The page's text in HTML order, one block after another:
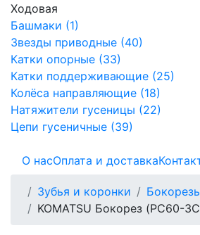
Ходовая
Башмаки (1)
Звезды приводные (40)
Катки опорные (33)
Катки поддерживающие (25)
Колёса направляющие (18)
Натяжители гусеницы (22)
Цепи гусеничные (39)
О насОплата и доставка
Зубья и коронки
KOMATSU Бокорез (PC60-